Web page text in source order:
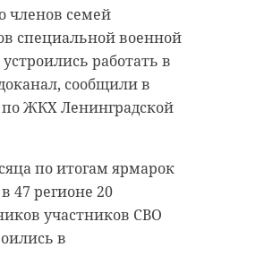
членов семей
специальной военной
работать в
сообщили в
ЖКХ Ленинградской
по итогам ярмарок
47 регионе 20
участников СВО
в
района
перед судом за
управление
в состоянии
Об этом сообщила
области.
мужчину
к административной
мая, Госавтоинспекция
и
области
сводку
за последние
регионах
области
зарегистрировали 76
авариях пострадали